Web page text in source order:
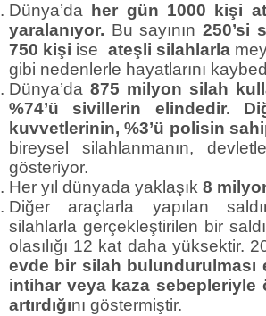
Dünya’da
her gün 1000 kişi
yaralanıyor. Bu sayının 250’si
750 kişi ise ateşli silahlarla
gibi nedenlerle hayatlarını
Dünya’da 875 milyon silah
%74’ü sivillerin elindedir.
kuvvetlerinin, %3’ü polisin
bireysel silahlanmanın,
gösteriyor.
Her yıl dünyada yaklaşık 8
Diğer araçlarla yapılan
silahlarla gerçekleştirilen bir
olasılığı 12 kat daha yüksektir.
evde bir silah
intihar veya kaza sebepleriyle
artırdığını göstermiştir.